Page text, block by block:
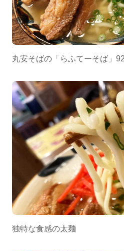
丸安そばの「らふてーそば」
独特な食感の太麺